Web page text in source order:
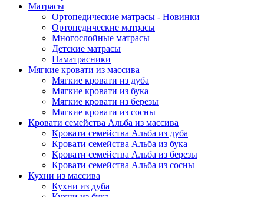
Матрасы
Ортопедические матрасы - Новинки
Ортопедические матрасы
Многослойные матрасы
Детские матрасы
Наматрасники
Мягкие кровати из массива
Мягкие кровати из дуба
Мягкие кровати из бука
Мягкие кровати из березы
Мягкие кровати из сосны
Кровати семейства Альба из массива
Кровати семейства Альба из дуба
Кровати семейства Альба из бука
Кровати семейства Альба из березы
Кровати семейства Альба из сосны
Кухни из массива
Кухни из дуба